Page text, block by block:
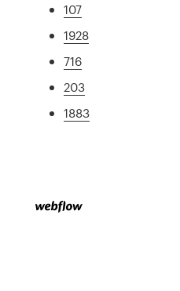
107
1928
716
203
1883